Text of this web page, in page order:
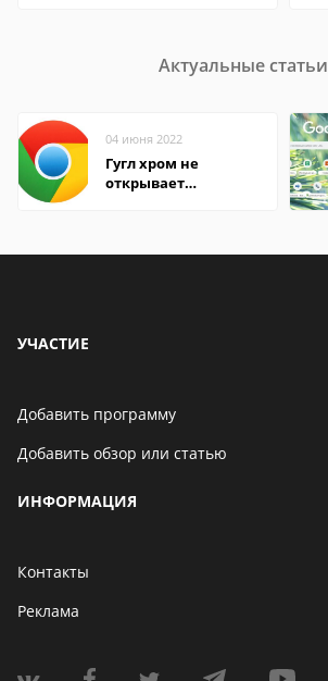
Актуальные статьи
04 июня 2022
Гугл хром не
открывает
УЧАСТИЕ
Добавить программу
Добавить обзор или статью
ИНФОРМАЦИЯ
Контакты
Реклама